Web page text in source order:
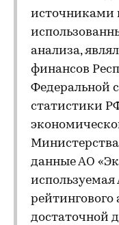
источниками
анализа,
финансов
Федеральной
статистики
данные АО
рейтингового
достаточной